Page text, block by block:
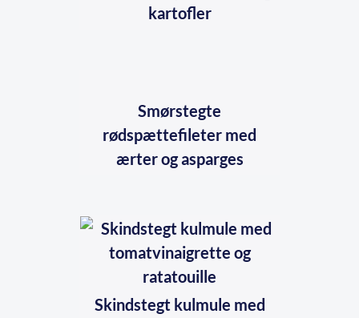
kartofler
Smørstegte
rødspættefileter med
ærter og asparges
Skindstegt kulmule med